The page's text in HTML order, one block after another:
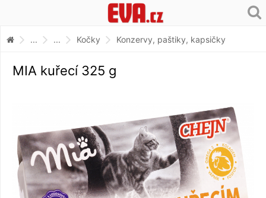
... ... Kočky Konzervy, paštiky, kapsičky
MIA kuřecí 325 g